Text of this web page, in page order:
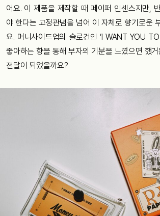
어요. 이 제품을 제작할 때 페이퍼 인센스지만,
야 한다는 고정관념을 넘어 이 자체로 향기로운
요. 머니사이드업의 슬로건인 ‘I WANT YOU
좋아하는 향을 통해 부자의 기분을 느꼈으면 했
전달이 되었을까요?